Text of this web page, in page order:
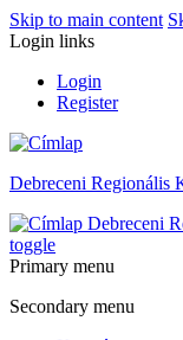
Skip to main content
Login links
Login
Register
Debreceni Regionális
Debreceni
toggle
Primary menu
Secondary menu